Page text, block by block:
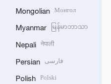
Mongolian Монгол
Myanmar မြန်မာဘာသာ
Nepali नेपाली
Persian فارسی
Polish Polski